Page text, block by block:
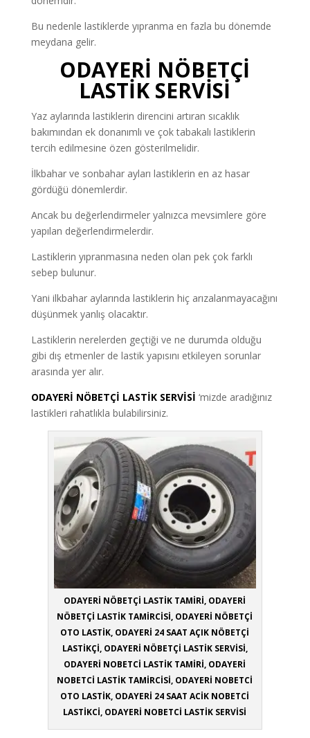
Bu nedenle lastiklerde yıpranma en fazla bu dönemde
meydana gelir.
ODAYERİ NÖBETÇİ
LASTİK SERVİSİ
Yaz aylarında lastiklerin direncini artıran sıcaklık
bakımından ek donanımlı ve çok tabakalı lastiklerin
tercih edilmesine özen gösterilmelidir.
İlkbahar ve sonbahar ayları lastiklerin en az hasar
gördüğü dönemlerdir.
Ancak bu değerlendirmeler yalnızca mevsimlere göre
yapılan değerlendirmelerdir.
Lastiklerin yıpranmasına neden olan pek çok farklı
sebep bulunur.
Yani ilkbahar aylarında lastiklerin hiç arızalanmayacağını
düşünmek yanlış olacaktır.
Lastiklerin nerelerden geçtiği ve ne durumda olduğu
gibi dış etmenler de lastik yapısını etkileyen sorunlar
arasında yer alır.
ODAYERİ NÖBETÇİ LASTİK SERVİSİ ‘mizde aradığınız
lastikleri rahatlıkla bulabilirsiniz.
ODAYERİ NÖBETÇİ LASTİK TAMİRİ, ODAYERİ
NÖBETÇİ LASTİK TAMİRCİSİ, ODAYERİ NÖBETÇİ
OTO LASTİK, ODAYERİ 24 SAAT AÇIK NÖBETÇİ
LASTİKÇİ, ODAYERİ NÖBETÇİ LASTİK SERVİSİ,
ODAYERİ NOBETCİ LASTİK TAMİRİ, ODAYERİ
NOBETCİ LASTİK TAMİRCİSİ, ODAYERİ NOBETCİ
OTO LASTİK, ODAYERİ 24 SAAT ACİK NOBETCİ
LASTİKCİ, ODAYERİ NOBETCİ LASTİK SERVİSİ